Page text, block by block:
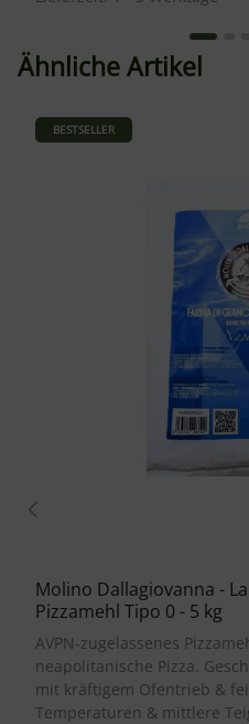
Ähnliche Artikel
BESTSELLER
Molino Dallagiovanna -
Pizzamehl Tipo 0 - 5 kg
AVPN-zugelassenes
neapolitanische Pizza.
mit kräftigem Ofentrieb &
Temperaturen & mittlere